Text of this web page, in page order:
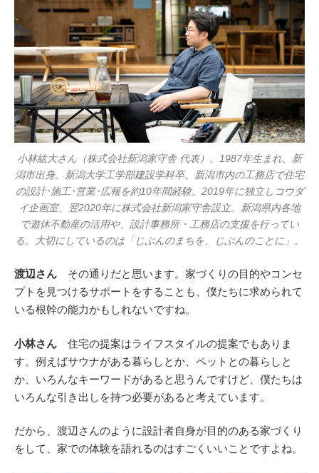
小林紘大さん（株式会社新潟家守舎 代表）。1987年生まれ、新
潟市出身。新潟大学工学部建設学科卒。新潟市内の工務店で住宅
の設計･施工･営業･広報を約10年間経験。2019年に独立しコウダ
イ企画室、翌2020年に株式会社新潟家守舎設立。新潟県内各地
で遊休不動産の活用や、設計事務所・工務店の支援を行ってい
る。大切にしているのは「じぶんのまちを、じぶんのことに」。
渡辺さん その通りだと思います。家づくりの目的やコンセ
プトを見つけるサポートをすることも、僕たちに求められて
いる根幹の能力かもしれないですね。
小林さん 住宅の提案はライフスタイルの提案でもありま
す。例えばサウナがある暮らしとか、ペットとの暮らしと
か、いろんなキーワードがあると思うんですけど、僕たちは
いろんな引き出しを持つ必要があると考えています。
だから、渡辺さんのように設計者自身が目的のある家づくり
をして、家での体験を語れるのはすごくいいことですよね。